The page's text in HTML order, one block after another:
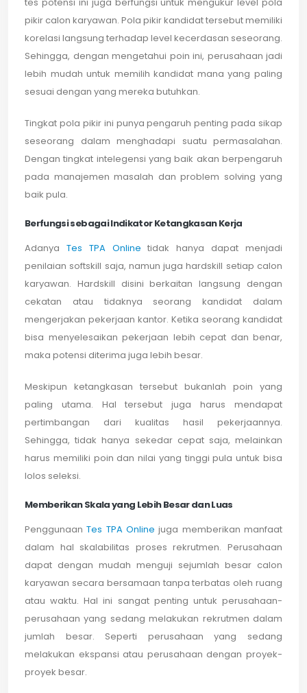
pikir calon karyawan. Pola pikir kandidat tersebut memiliki
korelasi langsung terhadap level kecerdasan seseorang.
Sehingga, dengan mengetahui poin ini, perusahaan jadi
lebih mudah untuk memilih kandidat mana yang paling
sesuai dengan yang mereka butuhkan.
Tingkat pola pikir ini punya pengaruh penting pada sikap
seseorang dalam menghadapi suatu permasalahan.
Dengan tingkat intelegensi yang baik akan berpengaruh
pada manajemen masalah dan problem solving yang
baik pula.
Berfungsi sebagai Indikator Ketangkasan Kerja
Adanya Tes TPA Online tidak hanya dapat menjadi
penilaian softskill saja, namun juga hardskill setiap calon
karyawan. Hardskill disini berkaitan langsung dengan
cekatan atau tidaknya seorang kandidat dalam
mengerjakan pekerjaan kantor. Ketika seorang kandidat
bisa menyelesaikan pekerjaan lebih cepat dan benar,
maka potensi diterima juga lebih besar.
Meskipun ketangkasan tersebut bukanlah poin yang
paling utama. Hal tersebut juga harus mendapat
pertimbangan dari kualitas hasil pekerjaannya.
Sehingga, tidak hanya sekedar cepat saja, melainkan
harus memiliki poin dan nilai yang tinggi pula untuk bisa
lolos seleksi.
Memberikan Skala yang Lebih Besar dan Luas
PenggunaanTes TPA Online juga memberikan manfaat
dalam hal skalabilitas proses rekrutmen. Perusahaan
dapat dengan mudah menguji sejumlah besar calon
karyawan secara bersamaan tanpa terbatas oleh ruang
atau waktu. Hal ini sangat penting untuk perusahaan-
perusahaan yang sedang melakukan rekrutmen dalam
jumlah besar. Seperti perusahaan yang sedang
melakukan ekspansi atau perusahaan dengan proyek-
proyek besar.